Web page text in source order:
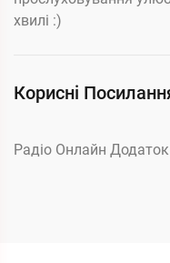
хвилі :)
Корисні
Радіо Онлайн